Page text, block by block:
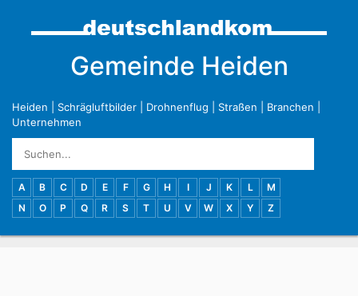
Gemeinde Heiden
Heiden Schrägluftbilder Drohnenflug Straßen Branchen
Unternehmen
A B C D E F G H I J K L
M
N
O P Q R S T U V W X Y Z